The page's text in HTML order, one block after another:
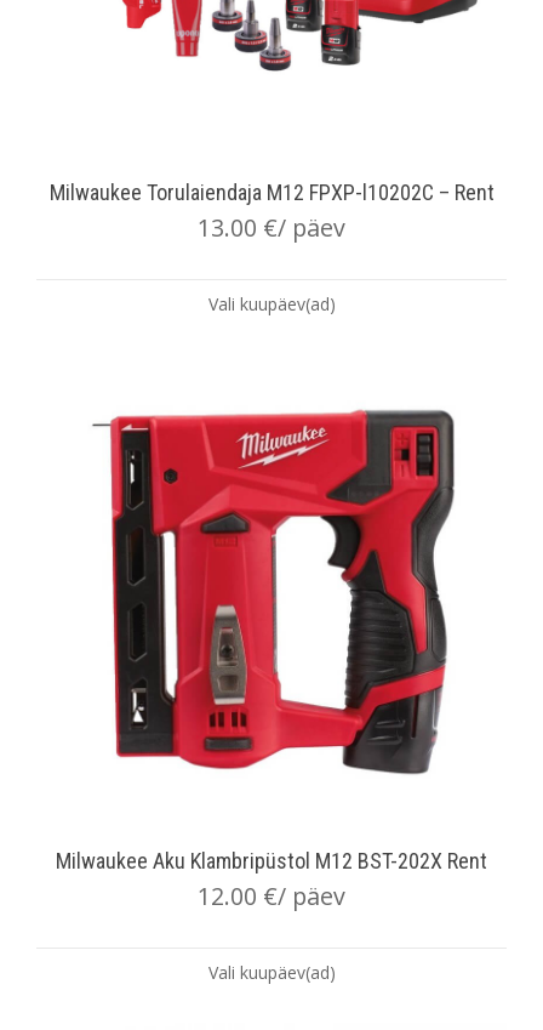
Milwaukee Torulaiendaja M12 FPXP-l10202C – Rent
13.00 €/ päev
Vali kuupäev(ad)
Milwaukee Aku Klambripüstol M12 BST-202X Rent
12.00 €/ päev
Vali kuupäev(ad)